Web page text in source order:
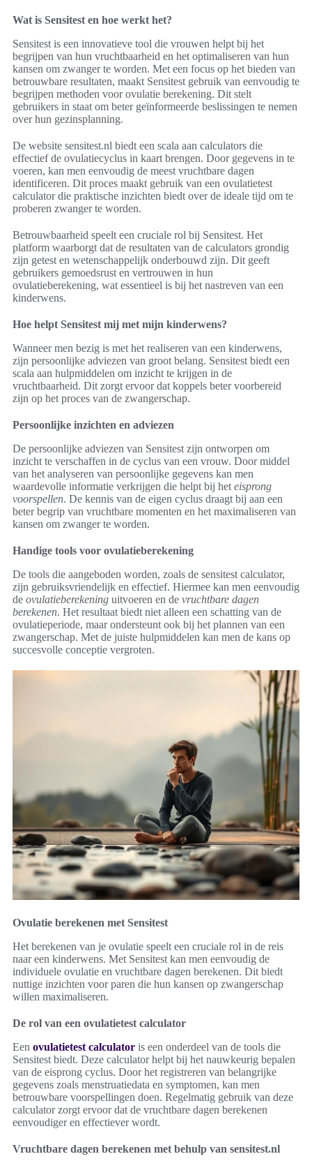
Wat is Sensitest en hoe werkt het?
Sensitest is een innovatieve tool die vrouwen helpt bij het
begrijpen van hun vruchtbaarheid en het optimaliseren van hun
kansen om zwanger te worden. Met een focus op het bieden van
betrouwbare resultaten, maakt Sensitest gebruik van eenvoudig te
begrijpen methoden voor ovulatie berekening. Dit stelt
gebruikers in staat om beter geïnformeerde beslissingen te nemen
over hun gezinsplanning.
De website sensitest.nl biedt een scala aan calculators die
effectief de ovulatiecyclus in kaart brengen. Door gegevens in te
voeren, kan men eenvoudig de meest vruchtbare dagen
identificeren. Dit proces maakt gebruik van een ovulatietest
calculator die praktische inzichten biedt over de ideale tijd om te
proberen zwanger te worden.
Betrouwbaarheid speelt een cruciale rol bij Sensitest. Het
platform waarborgt dat de resultaten van de calculators grondig
zijn getest en wetenschappelijk onderbouwd zijn. Dit geeft
gebruikers gemoedsrust en vertrouwen in hun
ovulatieberekening, wat essentieel is bij het nastreven van een
kinderwens.
Hoe helpt Sensitest mij met mijn kinderwens?
Wanneer men bezig is met het realiseren van een kinderwens,
zijn persoonlijke adviezen van groot belang. Sensitest biedt een
scala aan hulpmiddelen om inzicht te krijgen in de
vruchtbaarheid. Dit zorgt ervoor dat koppels beter voorbereid
zijn op het proces van de zwangerschap.
Persoonlijke inzichten en adviezen
De persoonlijke adviezen van Sensitest zijn ontworpen om
inzicht te verschaffen in de cyclus van een vrouw. Door middel
van het analyseren van persoonlijke gegevens kan men
waardevolle informatie verkrijgen die helpt bij het eisprong
voorspellen. De kennis van de eigen cyclus draagt bij aan een
beter begrip van vruchtbare momenten en het maximaliseren van
kansen om zwanger te worden.
Handige tools voor ovulatieberekening
De tools die aangeboden worden, zoals de sensitest calculator,
zijn gebruiksvriendelijk en effectief. Hiermee kan men eenvoudig
de ovulatieberekening uitvoeren en de vruchtbare dagen
berekenen. Het resultaat biedt niet alleen een schatting van de
ovulatieperiode, maar ondersteunt ook bij het plannen van een
zwangerschap. Met de juiste hulpmiddelen kan men de kans op
succesvolle conceptie vergroten.
Ovulatie berekenen met Sensitest
Het berekenen van je ovulatie speelt een cruciale rol in de reis
naar een kinderwens. Met Sensitest kan men eenvoudig de
individuele ovulatie en vruchtbare dagen berekenen. Dit biedt
nuttige inzichten voor paren die hun kansen op zwangerschap
willen maximaliseren.
De rol van een ovulatietest calculator
Een ovulatietest calculator is een onderdeel van de tools die
Sensitest biedt. Deze calculator helpt bij het nauwkeurig bepalen
van de eisprong cyclus. Door het registreren van belangrijke
gegevens zoals menstruatiedata en symptomen, kan men
betrouwbare voorspellingen doen. Regelmatig gebruik van deze
calculator zorgt ervoor dat de vruchtbare dagen berekenen
eenvoudiger en effectiever wordt.
Vruchtbare dagen berekenen met behulp van sensitest.nl